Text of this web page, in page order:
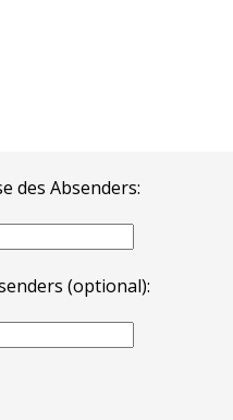
des Absenders:
(optional):